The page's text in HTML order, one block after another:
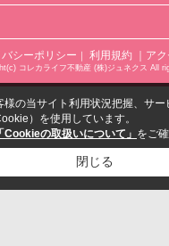
シーポリシー ｜ 利用規約 ｜ア
コレカライフ不動産 (株)ジュネクス All
様の当サイト利用状況把握、サー
）を使用しています。
「Cookieの取扱いについて」 をご
閉じる